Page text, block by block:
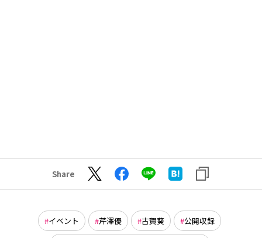
Share
イベント 芹澤優 古賀葵 公開収録